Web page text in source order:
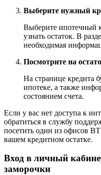
Выберите нужный
Выберите ипотечный
узнать остаток. В
необходимая
Посмотрите на
На странице кредита
ипотеке, а также
состоянием счета.
Если у вас нет доступа к
обратиться в службу
посетить один из офисов
вашем кредитном остатке.
Вход в личный
заморочки